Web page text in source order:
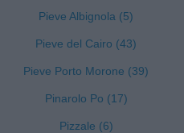
Pieve Albignola (5)
Pieve del Cairo (43)
Pieve Porto Morone (39)
Pinarolo Po (17)
Pizzale (6)